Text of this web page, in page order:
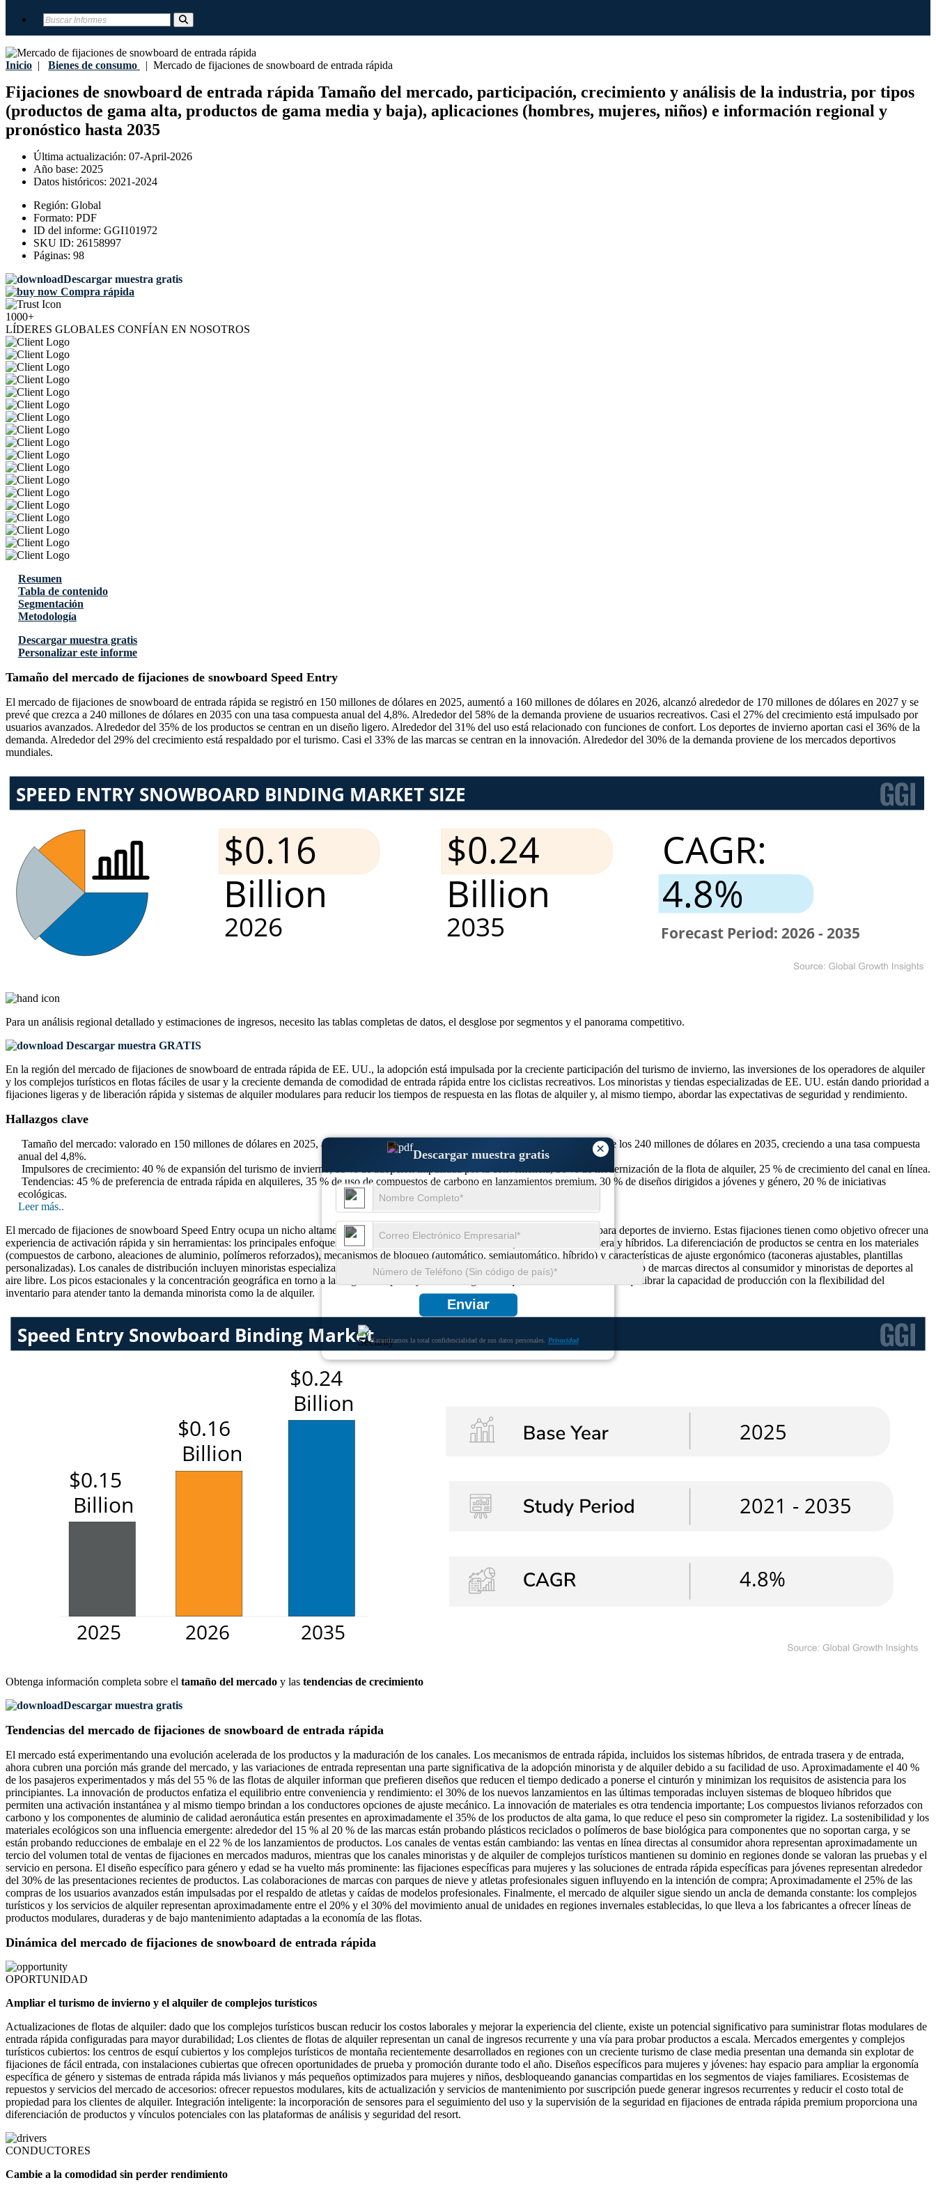
Inicio | Bienes de consumo | Mercado de fijaciones de snowboard de entrada rápida
Fijaciones de snowboard de entrada rápida Tamaño del mercado, participación, crecimiento y análisis de la industria, por tipos
(productos de gama alta, productos de gama media y baja), aplicaciones (hombres, mujeres, niños) e información regional y
pronóstico hasta 2035
Última actualización: 07-April-2026
Año base: 2025
Datos históricos: 2021-2024
Región: Global
Formato: PDF
ID del informe: GGI101972
SKU ID: 26158997
Páginas: 98
Descargar muestra gratis
Compra rápida
1000+
LÍDERES GLOBALES CONFÍAN EN NOSOTROS
×
Descargar muestra gratis
Enviar
Garantizamos la total confidencialidad de sus datos personales. Privacidad
Resumen
Tabla de contenido
Segmentación
Metodología
Descargar muestra gratis
Personalizar este informe
Tamaño del mercado de fijaciones de snowboard Speed ​​Entry
El mercado de fijaciones de snowboard de entrada rápida se registró en 150 millones de dólares en 2025, aumentó a 160 millones de dólares en 2026, alcanzó alrededor de 170 millones de dólares en 2027 y se
prevé que crezca a 240 millones de dólares en 2035 con una tasa compuesta anual del 4,8%. Alrededor del 58% de la demanda proviene de usuarios recreativos. Casi el 27% del crecimiento está impulsado por
usuarios avanzados. Alrededor del 35% de los productos se centran en un diseño ligero. Alrededor del 31% del uso está relacionado con funciones de confort. Los deportes de invierno aportan casi el 36% de la
demanda. Alrededor del 29% del crecimiento está respaldado por el turismo. Casi el 33% de las marcas se centran en la innovación. Alrededor del 30% de la demanda proviene de los mercados deportivos
mundiales.
Para un análisis regional detallado y estimaciones de ingresos, necesito las tablas completas de datos, el desglose por segmentos y el panorama competitivo.
Descargar muestra GRATIS
En la región del mercado de fijaciones de snowboard de entrada rápida de EE. UU., la adopción está impulsada por la creciente participación del turismo de invierno, las inversiones de los operadores de alquiler
y los complejos turísticos en flotas fáciles de usar y la creciente demanda de comodidad de entrada rápida entre los ciclistas recreativos. Los minoristas y tiendas especializadas de EE. UU. están dando prioridad a
fijaciones ligeras y de liberación rápida y sistemas de alquiler modulares para reducir los tiempos de respuesta en las flotas de alquiler y, al mismo tiempo, abordar las expectativas de seguridad y rendimiento.
Hallazgos clave
Tamaño del mercado: valorado en 150 millones de dólares en 2025, aumentó a 160 millones de dólares en 2026 y se espera que alcance los 240 millones de dólares en 2035, creciendo a una tasa compuesta
anual del 4,8%.
Impulsores de crecimiento: 40 % de expansión del turismo de invierno, 35 % de adopción impulsada por la conveniencia, 30 % de modernización de la flota de alquiler, 25 % de crecimiento del canal en línea.
Tendencias: 45 % de preferencia de entrada rápida en alquileres, 35 % de uso de compuestos de carbono en lanzamientos premium, 30 % de diseños dirigidos a jóvenes y género, 20 % de iniciativas
ecológicas.
Leer más..
El mercado de fijaciones de snowboard Speed ​​Entry ocupa un nicho altamente especializado dentro de la industria mundial de equipos para deportes de invierno. Estas fijaciones tienen como objetivo ofrecer una
experiencia de activación rápida y sin herramientas: los principales enfoques de diseño son los sistemas de acceso rápido, de entrada trasera y híbridos. La diferenciación de productos se centra en los materiales
(compuestos de carbono, aleaciones de aluminio, polímeros reforzados), mecanismos de bloqueo (automático, semiautomático, híbrido) y características de ajuste ergonómico (taconeras ajustables, plantillas
personalizadas). Los canales de distribución incluyen minoristas especializados en snowboard, flotas de alquiler de complejos turísticos, sitios web de marcas directos al consumidor y minoristas de deportes al
aire libre. Los picos estacionales y la concentración geográfica en torno a las regiones alpinas y nórdicas significan que los fabricantes deben equilibrar la capacidad de producción con la flexibilidad del
inventario para atender tanto la demanda minorista como la de alquiler.
Obtenga información completa sobre el tamaño del mercado y las tendencias de crecimiento
Descargar muestra gratis
Tendencias del mercado de fijaciones de snowboard de entrada rápida
El mercado está experimentando una evolución acelerada de los productos y la maduración de los canales. Los mecanismos de entrada rápida, incluidos los sistemas híbridos, de entrada trasera y de entrada,
ahora cubren una porción más grande del mercado, y las variaciones de entrada representan una parte significativa de la adopción minorista y de alquiler debido a su facilidad de uso. Aproximadamente el 40 %
de los pasajeros experimentados y más del 55 % de las flotas de alquiler informan que prefieren diseños que reducen el tiempo dedicado a ponerse el cinturón y minimizan los requisitos de asistencia para los
principiantes. La innovación de productos enfatiza el equilibrio entre conveniencia y rendimiento: el 30% de los nuevos lanzamientos en las últimas temporadas incluyen sistemas de bloqueo híbridos que
permiten una activación instantánea y al mismo tiempo brindan a los conductores opciones de ajuste mecánico. La innovación de materiales es otra tendencia importante; Los compuestos livianos reforzados con
carbono y los componentes de aluminio de calidad aeronáutica están presentes en aproximadamente el 35% de los productos de alta gama, lo que reduce el peso sin comprometer la rigidez. La sostenibilidad y los
materiales ecológicos son una influencia emergente: alrededor del 15 % al 20 % de las marcas están probando plásticos reciclados o polímeros de base biológica para componentes que no soportan carga, y se
están probando reducciones de embalaje en el 22 % de los lanzamientos de productos. Los canales de ventas están cambiando: las ventas en línea directas al consumidor ahora representan aproximadamente un
tercio del volumen total de ventas de fijaciones en mercados maduros, mientras que los canales minoristas y de alquiler de complejos turísticos mantienen su dominio en regiones donde se valoran las pruebas y el
servicio en persona. El diseño específico para género y edad se ha vuelto más prominente: las fijaciones específicas para mujeres y las soluciones de entrada rápida específicas para jóvenes representan alrededor
del 30% de las presentaciones recientes de productos. Las colaboraciones de marcas con parques de nieve y atletas profesionales siguen influyendo en la intención de compra; Aproximadamente el 25% de las
compras de los usuarios avanzados están impulsadas por el respaldo de atletas y caídas de modelos profesionales. Finalmente, el mercado de alquiler sigue siendo un ancla de demanda constante: los complejos
turísticos y los servicios de alquiler representan aproximadamente entre el 20% y el 30% del movimiento anual de unidades en regiones invernales establecidas, lo que lleva a los fabricantes a ofrecer líneas de
productos modulares, duraderas y de bajo mantenimiento adaptadas a la economía de las flotas.
Dinámica del mercado de fijaciones de snowboard de entrada rápida
OPORTUNIDAD
Ampliar el turismo de invierno y el alquiler de complejos turísticos
Actualizaciones de flotas de alquiler: dado que los complejos turísticos buscan reducir los costos laborales y mejorar la experiencia del cliente, existe un potencial significativo para suministrar flotas modulares de
entrada rápida configuradas para mayor durabilidad; Los clientes de flotas de alquiler representan un canal de ingresos recurrente y una vía para probar productos a escala. Mercados emergentes y complejos
turísticos cubiertos: los centros de esquí cubiertos y los complejos turísticos de montaña recientemente desarrollados en regiones con un creciente turismo de clase media presentan una demanda sin explotar de
fijaciones de fácil entrada, con instalaciones cubiertas que ofrecen oportunidades de prueba y promoción durante todo el año. Diseños específicos para mujeres y jóvenes: hay espacio para ampliar la ergonomía
específica de género y sistemas de entrada rápida más livianos y más pequeños optimizados para mujeres y niños, desbloqueando ganancias compartidas en los segmentos de viajes familiares. Ecosistemas de
repuestos y servicios del mercado de accesorios: ofrecer repuestos modulares, kits de actualización y servicios de mantenimiento por suscripción puede generar ingresos recurrentes y reducir el costo total de
propiedad para los clientes de alquiler. Integración inteligente: la incorporación de sensores para el seguimiento del uso y la supervisión de la seguridad en fijaciones de entrada rápida premium proporciona una
diferenciación de productos y vínculos potenciales con las plataformas de análisis y seguridad del resort.
CONDUCTORES
Cambie a la comodidad sin perder rendimiento